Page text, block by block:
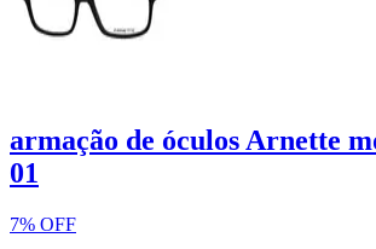
armação de óculos Arnette
01
7% OFF